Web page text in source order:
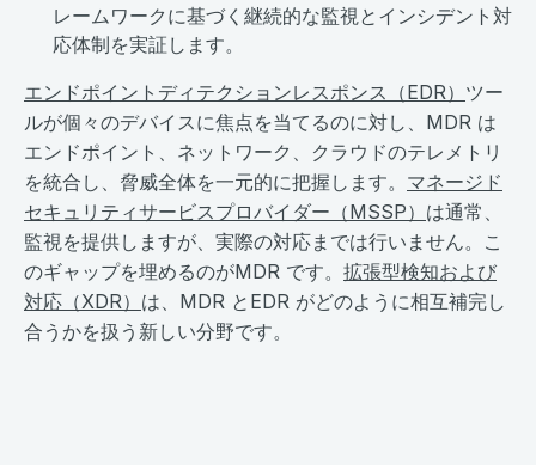
レームワークに基づく継続的な監視とインシデント対
応体制を実証します。
エンドポイントディテクションレスポンス（EDR） ツー
ルが個々のデバイスに焦点を当てるのに対し、MDR は
エンドポイント、ネットワーク、クラウドのテレメトリ
を統合し、脅威全体を一元的に把握します。 マネージド
セキュリティサービスプロバイダー（MSSP） は通常、
監視を提供しますが、実際の対応までは行いません。こ
のギャップを埋めるのがMDR です。 拡張型検知および
対応（XDR） は、MDR とEDR がどのように相互補完し
合うかを扱う新しい分野です。